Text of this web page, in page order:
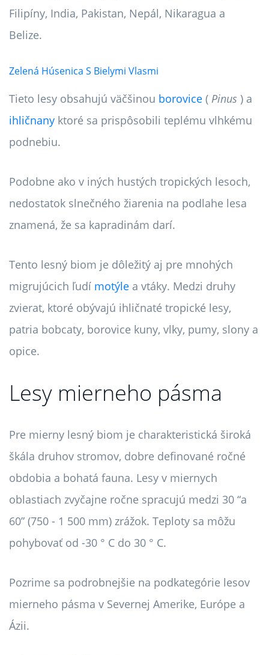
Filipíny, India, Pakistan, Nepál, Nikaragua a
Belize.
Zelená Húsenica S Bielymi Vlasmi
Tieto lesy obsahujú väčšinou borovice ( Pinus ) a
ihličnany ktoré sa prispôsobili teplému vlhkému
podnebiu.
Podobne ako v iných hustých tropických lesoch,
nedostatok slnečného žiarenia na podlahe lesa
znamená, že sa kapradinám darí.
Tento lesný biom je dôležitý aj pre mnohých
migrujúcich ľudí motýle a vtáky. Medzi druhy
zvierat, ktoré obývajú ihličnaté tropické lesy,
patria bobcaty, borovice kuny, vlky, pumy, slony a
opice.
Lesy mierneho pásma
Pre mierny lesný biom je charakteristická široká
škála druhov stromov, dobre definované ročné
obdobia a bohatá fauna. Lesy v miernych
oblastiach zvyčajne ročne spracujú medzi 30 “a
60” (750 - 1 500 mm) zrážok. Teploty sa môžu
pohybovať od -30 ° C do 30 ° C.
Pozrime sa podrobnejšie na podkategórie lesov
mierneho pásma v Severnej Amerike, Európe a
Ázii.